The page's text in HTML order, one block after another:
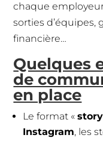
chaque
sorties d’équipes,
financière…
Quelques
de
en place
Le format «story
Instagram, les